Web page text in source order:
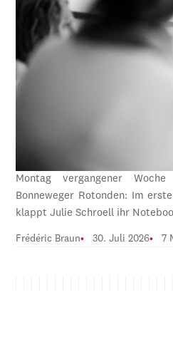
Montag vergangener
Bonneweger Rotonden: Im
klappt Julie Schroell ihr
Frédéric Braun 30. Juli 2026 7